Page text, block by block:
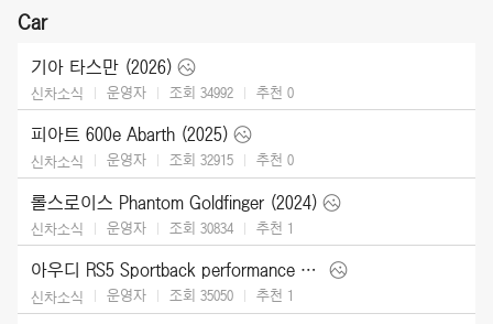
Car
기아 타스만 (2026)
신차소식 운영자 조회 34992 추천 0
피아트 600e Abarth (2025)
신차소식 운영자 조회 32915 추천 0
롤스로이스 Phantom Goldfinger (2024)
신차소식 운영자 조회 30834 추천 1
아우디 RS5 Sportback performance edition (2024)
신차소식 운영자 조회 35050 추천 1